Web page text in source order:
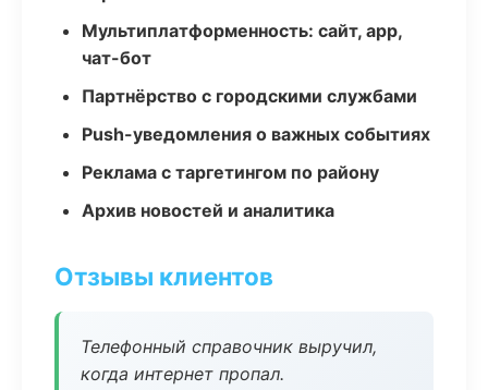
Мультиплатформенность: сайт, app,
чат-бот
Партнёрство с городскими службами
Push-уведомления о важных событиях
Реклама с таргетингом по району
Архив новостей и аналитика
Отзывы клиентов
Телефонный справочник выручил,
когда интернет пропал.